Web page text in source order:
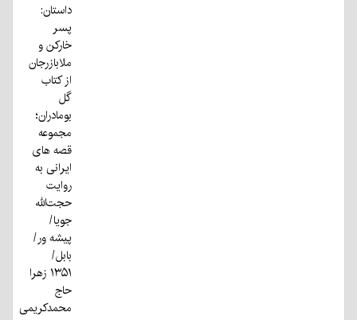
داستان:
پسر
خارکن و
ملابازرجان
از کتاب
گل
بومادران؛
مجموعه
قصه های
ایرانی به
روایت
حجت‌الله
جویا/
پیشه ور/
بابل/
۱۳۵۱ زهرا
حاج
محمدکریمی